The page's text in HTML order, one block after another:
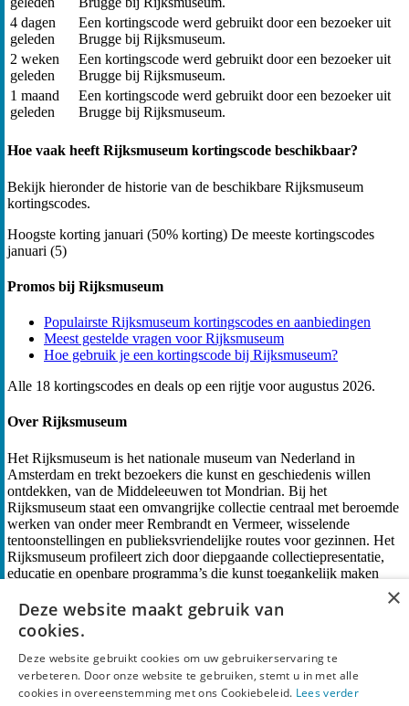
4 dagen
geleden
Een kortingscode werd gebruikt door een bezoeker uit
Brugge bij Rijksmuseum.
2 weken
geleden
Een kortingscode werd gebruikt door een bezoeker uit
Brugge bij Rijksmuseum.
1 maand
geleden
Een kortingscode werd gebruikt door een bezoeker uit
Brugge bij Rijksmuseum.
Hoe vaak heeft Rijksmuseum kortingscode beschikbaar?
Bekijk hieronder de historie van de beschikbare Rijksmuseum
kortingscodes.
Hoogste korting januari (50% korting) De meeste kortingscodes
januari (5)
Promos bij Rijksmuseum
Populairste Rijksmuseum kortingscodes en aanbiedingen
Meest gestelde vragen voor Rijksmuseum
Hoe gebruik je een kortingscode bij Rijksmuseum?
Alle 18 kortingscodes en deals op een rijtje voor augustus 2026.
Over Rijksmuseum
Het Rijksmuseum is het nationale museum van Nederland in
Amsterdam en trekt bezoekers die kunst en geschiedenis willen
ontdekken, van de Middeleeuwen tot Mondrian. Bij het
Rijksmuseum staat een omvangrijke collectie centraal met beroemde
werken van onder meer Rembrandt en Vermeer, wisselende
tentoonstellingen en publieksvriendelijke routes voor gezinnen. Het
Rijksmuseum profileert zich door diepgaande collectiepresentatie,
educatie en openbare programma’s die kunst toegankelijk maken
publieksbeleving in het museumgebouw.
Rijksmuseum informatie
Shop
Rijksmuseum
Website www.rijksmuseum.nl
×
Deze website maakt gebruik van
cookies.
Deze website gebruikt cookies om uw gebruikerservaring te
verbeteren. Door onze website te gebruiken, stemt u in met alle
cookies in overeenstemming met ons Cookiebeleid. Lees verder